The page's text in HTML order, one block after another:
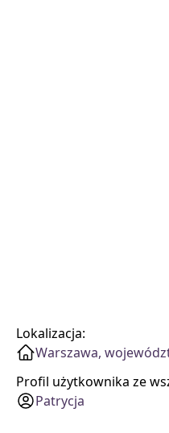
Lokalizacja:
Warszawa,
Profil użytkownika ze
Patrycja